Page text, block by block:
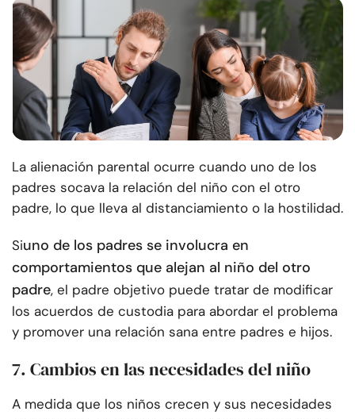
La alienación parental ocurre cuando uno de los
padres socava la relación del niño con el otro
padre, lo que lleva al distanciamiento o la hostilidad.
Siuno de los padres se involucra en
comportamientos que alejan al niño del otro
padre, el padre objetivo puede tratar de modificar
los acuerdos de custodia para abordar el problema
y promover una relación sana entre padres e hijos.
7. Cambios en las necesidades del niño
A medida que los niños crecen y sus necesidades